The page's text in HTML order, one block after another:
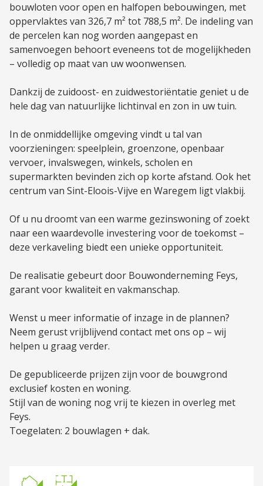
bouwloten voor open en halfopen bebouwingen, met
oppervlaktes van 326,7 m² tot 788,5 m². De indeling van
de percelen kan nog worden aangepast en
samenvoegen behoort eveneens tot de mogelijkheden
– volledig op maat van uw woonwensen.
Dankzij de zuidoost- en zuidwestoriëntatie geniet u de
hele dag van natuurlijke lichtinval en zon in uw tuin.
In de onmiddellijke omgeving vindt u tal van
voorzieningen: speelplein, groenzone, openbaar
vervoer, invalswegen, winkels, scholen en
supermarkten bevinden zich op korte afstand. Ook het
centrum van Sint-Eloois-Vijve en Waregem ligt vlakbij.
Of u nu droomt van een warme gezinswoning of zoekt
naar een waardevolle investering voor de toekomst –
deze verkaveling biedt een unieke opportuniteit.
De realisatie gebeurt door Bouwonderneming Feys,
garant voor kwaliteit en vakmanschap.
Wenst u meer informatie of inzage in de plannen?
Neem gerust vrijblijvend contact met ons op – wij
helpen u graag verder.
De gepubliceerde prijzen zijn voor de bouwgrond
exclusief kosten en woning.
Stijl van de woning nog vrij te kiezen in overleg met
Feys.
Toegelaten: 2 bouwlagen + dak.